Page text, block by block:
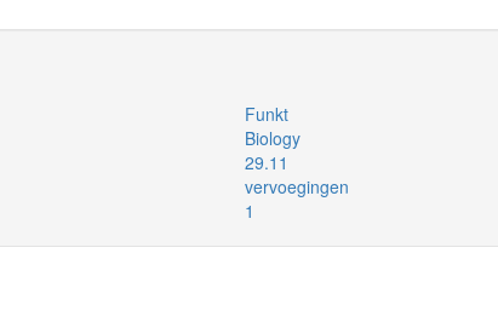
Funkt
Biology
29.11
vervoegingen
1